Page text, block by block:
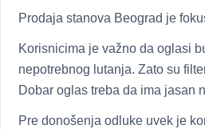
Prodaja stanova Beograd je
Korisnicima je važno da oglasi
nepotrebnog lutanja. Zato su
Dobar oglas treba da ima jasan
Pre donošenja odluke uvek je